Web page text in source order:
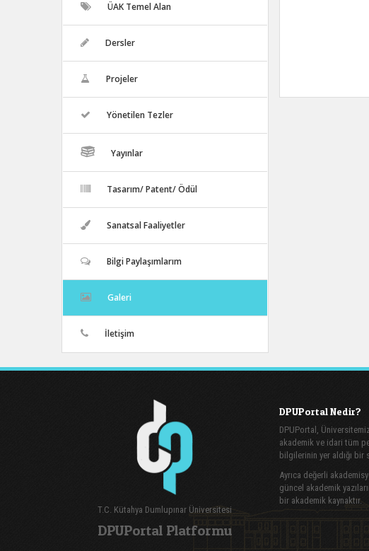
ÜAK Temel Alan
Dersler
Projeler
Yönetilen Tezler
Yayınlar
Tasarım/ Patent/ Ödül
Sanatsal Faaliyetler
Bilgi Paylaşımlarım
Galeri
İletişim
T.C. Kütahya Dumlupınar Üniversitesi
DPUPortal Platformu
DPUPortal Nedir?
DPUPortal,
akademik ve idari tüm
bilgilerinin yer aldığı bir
Ayrıca değerli
güncel akademik
bir akademik kaynaktır.